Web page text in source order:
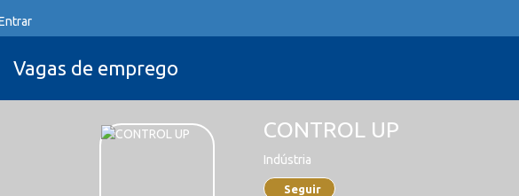
Vagas de emprego
CONTROL UP
Indústria
Seguir